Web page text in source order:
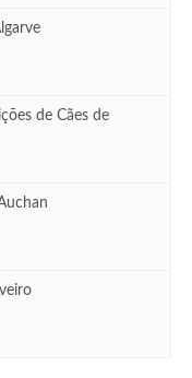
de Cães de